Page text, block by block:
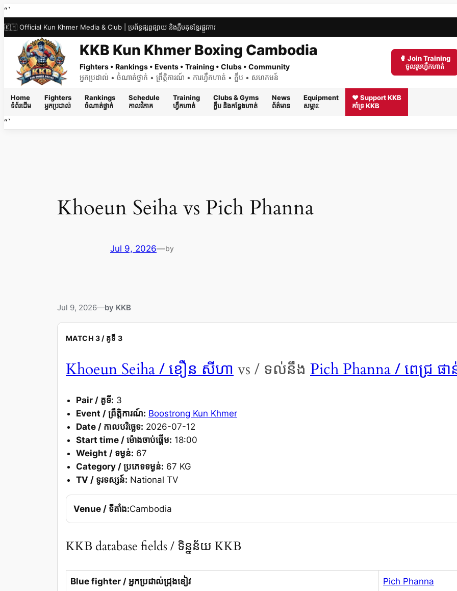
Skip
to
content
“`
🇰🇭 Official Kun Khmer Media & Club | ប្រព័ន្ធផ្សព្វផ្សាយ និងក្លឹបគុនខ្មែរផ្លូវការ
KKB Kun Khmer Boxing Cambodia
Fighters • Rankings • Events • Training • Clubs • Community
អ្នកប្រដាល់ • ចំណាត់ថ្នាក់ • ព្រឹត្តិការណ៍ • ការហ្វឹកហាត់ • ក្លឹប • សហគមន៍
🥊 Join Training
ចូលរួមហ្វឹកហាត់
Home
ទំព័រដើម
Fighters
អ្នកប្រដាល់
Rankings
ចំណាត់ថ្នាក់
Schedule
កាលវិភាគ
Training
ហ្វឹកហាត់
Clubs & Gyms
ក្លឹប និងកន្លែងហាត់
News
ព័ត៌មាន
Equipment
សម្ភារៈ
❤️ Support KKB
គាំទ្រ KKB
“`
Khoeun Seiha vs Pich Phanna
Jul 9, 2026—by
Jul 9, 2026—by KKB
MATCH 3 / គូទី 3
Khoeun Seiha / ខឿន សីហា vs / ទល់នឹង Pich Phanna / ពេជ្រ ផ
Pair / គូទី: 3
Event / ព្រឹត្តិការណ៍: Boostrong Kun Khmer
Date / កាលបរិច្ឆេទ: 2026-07-12
Start time / ម៉ោងចាប់ផ្តើម: 18:00
Weight / ទម្ងន់: 67
Category / ប្រភេទទម្ងន់: 67 KG
TV / ទូរទស្សន៍: National TV
Venue / ទីតាំង:Cambodia
KKB database fields / ទិន្នន័យ KKB
Blue fighter / អ្នកប្រដាល់ជ្រុងខៀវ Pich Phanna